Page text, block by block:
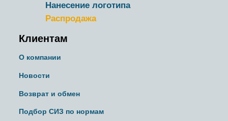
Нанесение логотипа
Распродажа
Клиентам
О компании
Новости
Возврат и обмен
Подбор СИЗ по нормам